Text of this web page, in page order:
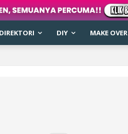
DIREKTORI DIY MAKE OVER